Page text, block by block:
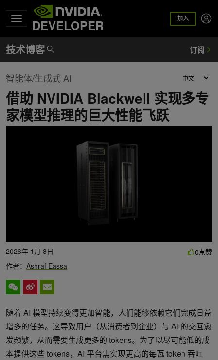
DEVELOPER 加入
智能体/生成式 AI
借助 NVIDIA Blackwell 实现多专
家模型推理的巨大性能飞跃
2026年 1月 8日
作者： Ashraf Eassa
0点赞
随着 AI 模型持续变得更加智能，人们能够依赖它们完成日益
增多的任务。这导致用户（从消费者到企业）与 AI 的交互愈
发频繁，从而需要生成更多的 tokens。为了以尽可能低的成
本提供这些 tokens，AI 平台需实现更高的每瓦 token 吞吐